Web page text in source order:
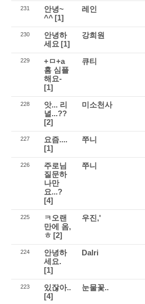
231
안녕~
^^ [1]
레인
230
안녕하
세요 [1]
강희원
229
+ㅁ+a
홈 심플
해요-
[1]
큐티
228
앗... 리
녈...??
[2]
미소천사
227
요즘....
[1]
쭈니
226
주로님
질문하
나만
요...?
[4]
쭈니
225
ㅋ오랜
만에 옴,
ㅎ [2]
우진,'
224
안녕하
세요.
[1]
Dalri
223
있잖아..
[4]
눈물꽃..